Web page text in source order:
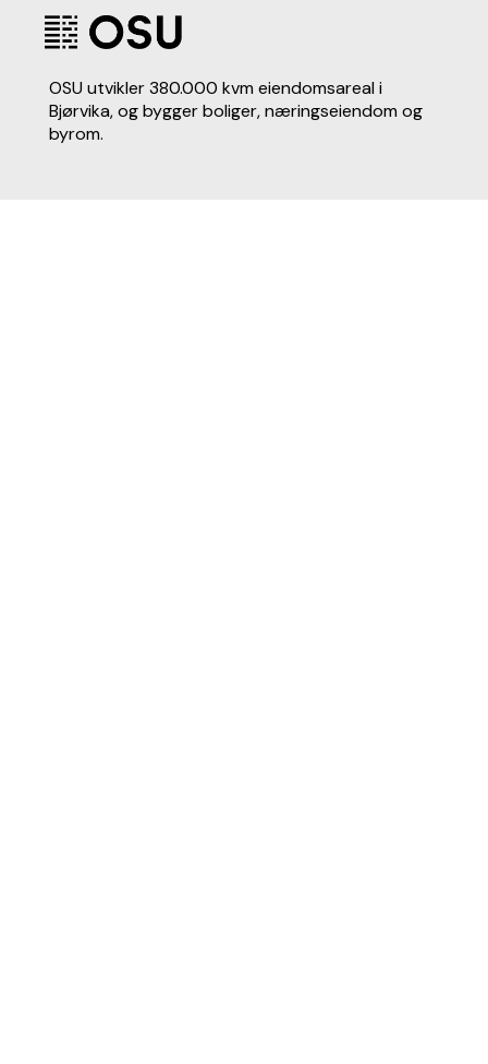
OSU utvikler 380.000 kvm eiendomsareal i
Bjørvika, og bygger boliger, næringseiendom og
byrom.